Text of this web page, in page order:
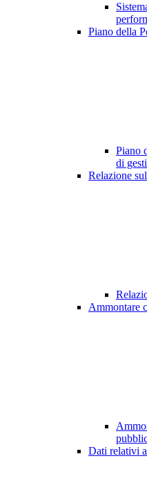
Piano della
Piano
di
Relazione
Ammontare
Dati relativi